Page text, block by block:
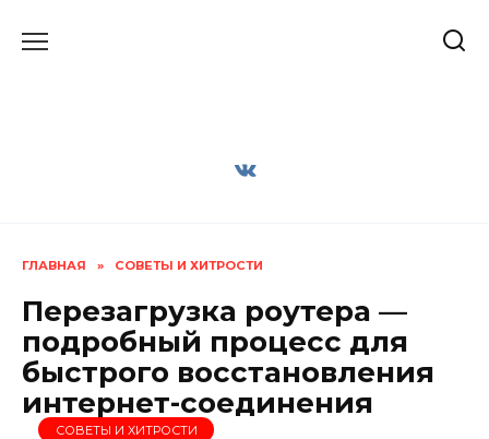
ГЛАВНАЯ » СОВЕТЫ И ХИТРОСТИ
Перезагрузка роутера —
подробный процесс для
быстрого восстановления
интернет-соединения
СОВЕТЫ И ХИТРОСТИ